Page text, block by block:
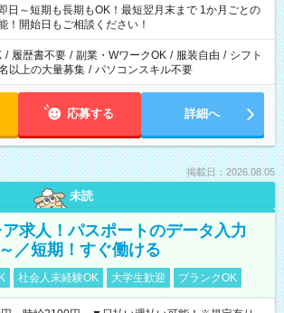
日～短期も長期もOK！最短翌月末まで 1か月ごとの
！開始日もご相談ください！
/ 履歴書不要 / 副業・WワークOK / 服装自由 / シフト
以上の大量募集 / パソコンスキル不要
応募する 詳細へ
掲載日：2026.08.05
未読
ア求人！パスポートのデータ入力
／短期！すぐ働ける
社会人未経験OK 大学生歓迎 ブランクOK